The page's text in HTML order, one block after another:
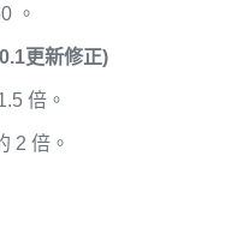
。
更新修正)
倍。
2 倍。